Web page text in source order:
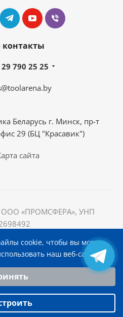
790 25 25
Беларусь г. Минск, пр-т
29 (БЦ "Красавик")
сайта
ООО «ПРОМСФЕРА», УНП
БЦ "Красавик"
cookie, чтобы вы могли
наш веб-сайт.